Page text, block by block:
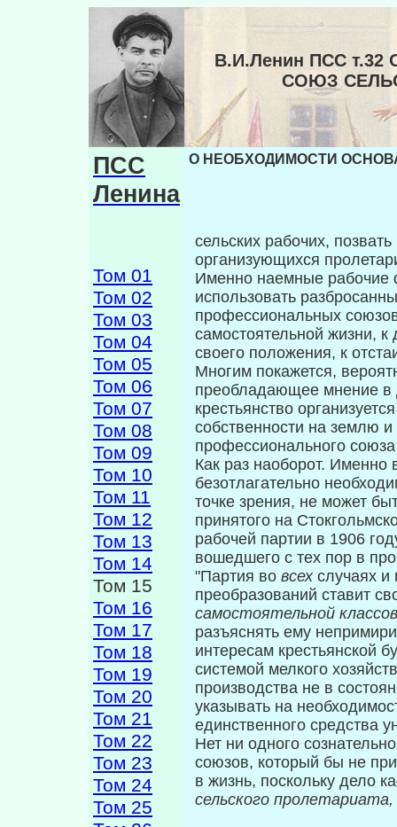
В.И.Ленин ПСС
СОЮЗ
ПСС
Ленина
Том 01
Том 02
Том 03
Том 04
Том 05
Том 06
Том 07
Том 08
Том 09
Том 10
Том 11
Том 12
Том 13
Том 14
Том 15
Том 16
Том 17
Том 18
Том 19
Том 20
Том 21
Том 22
Том 23
Том 24
Том 25
О НЕОБХОДИМОСТИ
сельских рабочих,
организующихся
Именно наемные рабочие
использовать
профессиональных
самостоятель­ной жизни,
своего положения, к
Многим покажется,
преобладающее мнение в
крестьянство
собственности на землю
профессионального
Как раз наоборот. Именно
безотлага­тельно
точке зрения, не мо­жет
принятого на
рабочей партии в 1906
вошедшего с тех пор в
"Партия во всех случаях
преобразований ставит
самостоятельной
разъяснять ему
интересам крестьянской
системой мелкого
производства не в
указывать на
единственного средства
Нет ни одного
союзов, который бы не
в жизнь, посколь­ку дело
сельского пролетариата,